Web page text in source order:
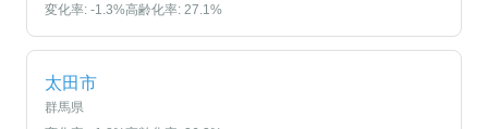
変化率: -1.3%高齢化率: 27.1%
太田市
群馬県